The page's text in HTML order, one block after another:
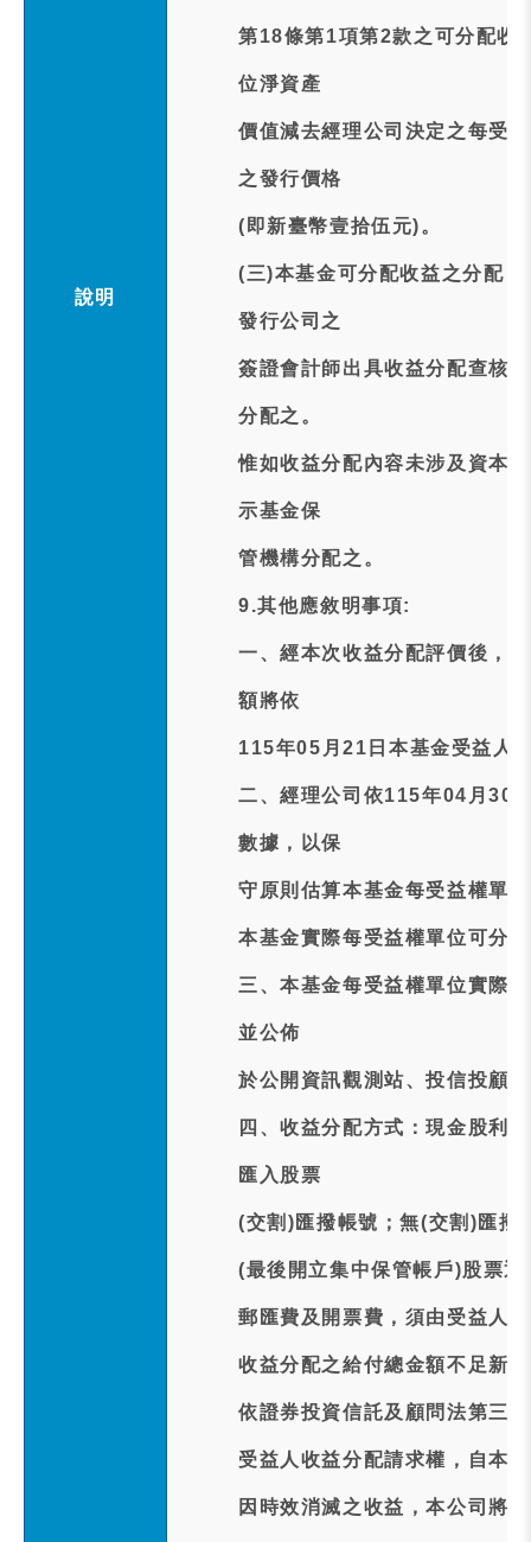
說明
第18條第1項第2款之可分配收
位淨資產
價值減去經理公司決定之每受
之發行價格
(即新臺幣壹拾伍元)。
(三)本基金可分配收益之分配
發行公司之
簽證會計師出具收益分配查核
分配之。
惟如收益分配內容未涉及資本
示基金保
管機構分配之。
9.其他應敘明事項:
一、經本次收益分配評價後，
額將依
115年05月21日本基金受益人
二、經理公司依115年04月30
數據，以保
守原則估算本基金每受益權單
本基金實際每受益權單位可分
三、本基金每受益權單位實際
並公佈
於公開資訊觀測站、投信投顧
四、收益分配方式：現金股利
匯入股票
(交割)匯撥帳號；無(交割)匯撥
(最後開立集中保管帳戶)股票
郵匯費及開票費，須由受益人
收益分配之給付總金額不足新
依證券投資信託及顧問法第三
受益人收益分配請求權，自本
因時效消滅之收益，本公司將